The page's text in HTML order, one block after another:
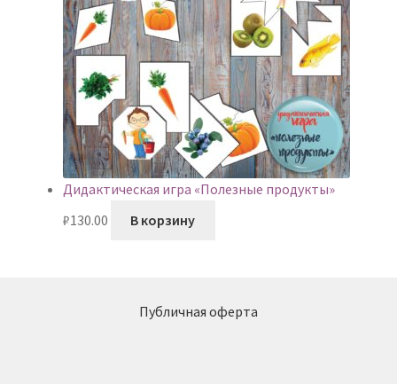
Дидактическая игра «Полезные продукты»
₽130.00 В корзину
Публичная оферта